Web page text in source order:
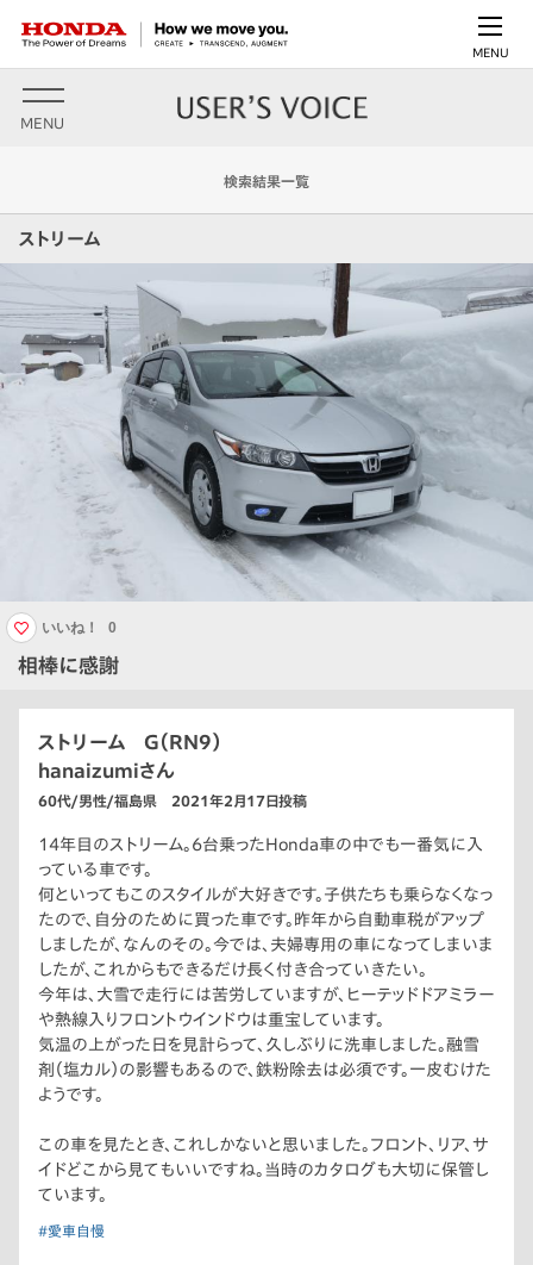
MENU
MENU
検索結果一覧
ストリーム
相棒に感謝
いいね！ 0
ストリーム G（RN9）
hanaizumiさん
60代/男性/福島県 2021年2月17日投稿
14年目のストリーム。6台乗ったHonda車の中でも一番気に入
っている車です。
何といってもこのスタイルが大好きです。子供たちも乗らなくなっ
たので、自分のために買った車です。昨年から自動車税がアップ
しましたが、なんのその。今では、夫婦専用の車になってしまいま
したが、これからもできるだけ長く付き合っていきたい。
今年は、大雪で走行には苦労していますが、ヒーテッドドアミラー
や熱線入りフロントウインドウは重宝しています。
気温の上がった日を見計らって、久しぶりに洗車しました。融雪
剤（塩カル）の影響もあるので、鉄粉除去は必須です。一皮むけた
ようです。
この車を見たとき、これしかないと思いました。フロント、リア、サ
イドどこから見てもいいですね。当時のカタログも大切に保管し
ています。
#愛車自慢